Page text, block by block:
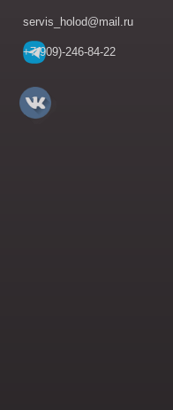
servis_holod@mail.ru
+7(909)-246-84-22